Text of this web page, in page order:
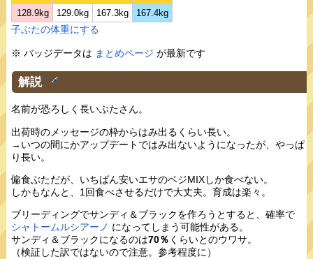
128.9kg
129.0kg 167.3kg 167.4kg
子ぶたの体重にする
※ バッジデータは まとめページ が最新です
解説 †
名前が恐ろしく長いぶたさん。
出荷時のメッセージの枠からはみ出るくらい長い。
→いつの間にかアップデートではみ出ないようになったが、やっぱ
り長い。
偏食ぶただが、いちばん安いエサのベジMIXしか食べない。
しかもなんと、1回食べさせるだけで大丈夫。育成は楽々。
ブリーディングでサンディ＆ブラックを作ろうとすると、確率で
シャトームルシアーノ になってしまう可能性がある。
サンディ＆ブラックになるのは70％ くらいとのウワサ。
（検証した訳ではないので注意。参考程度に）